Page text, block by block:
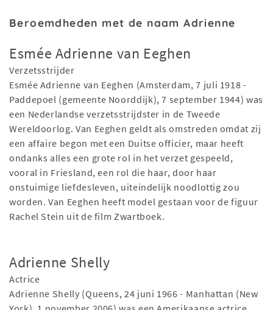
Beroemdheden met de naam Adrienne
Esmée Adrienne van Eeghen
Verzetsstrijder
Esmée Adrienne van Eeghen (Amsterdam, 7 juli 1918 -
Paddepoel (gemeente Noorddijk), 7 september 1944) was
een Nederlandse verzetsstrijdster in de Tweede
Wereldoorlog. Van Eeghen geldt als omstreden omdat zij
een affaire begon met een Duitse officier, maar heeft
ondanks alles een grote rol in het verzet gespeeld,
vooral in Friesland, een rol die haar, door haar
onstuimige liefdesleven, uiteindelijk noodlottig zou
worden. Van Eeghen heeft model gestaan voor de figuur
Rachel Stein uit de film Zwartboek.
Adrienne Shelly
Actrice
Adrienne Shelly (Queens, 24 juni 1966 - Manhattan (New